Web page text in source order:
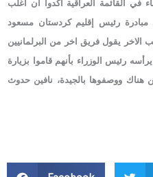
في القائمة العراقية اكدوا ان اغلب
رئيس إقليم كردستان مسعود
الاخر يقول فريق اخر من البرلمانيين
رئيس الوزراء بأنهم قاموا بزيارة
هناك ووصفوها بالجيدة، نافين حدوث